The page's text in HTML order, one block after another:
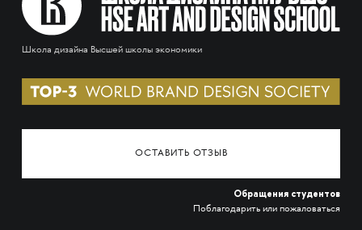
Школа дизайна Высшей школы экономики
ОСТАВИТЬ ОТЗЫВ
Обращения студентов
Поблагодарить или пожаловаться